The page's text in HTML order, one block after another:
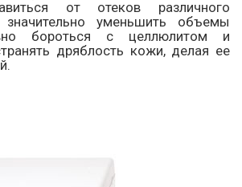
от отеков различного
значительно уменьшить объемы
бороться с целлюлитом и
дряблость кожи, делая ее